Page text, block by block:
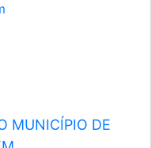
MUNICÍPIO DE